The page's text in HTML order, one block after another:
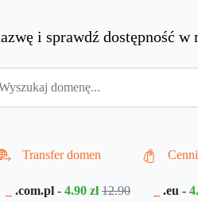
i sprawdź dostępność
Transfer domen
.com.pl - 4.90 zł 12.90
.eu -